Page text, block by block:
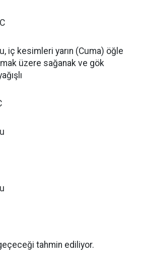
iç kesimleri yarın (Cuma) öğle
üzere sağanak ve gök
tahmin ediliyor.